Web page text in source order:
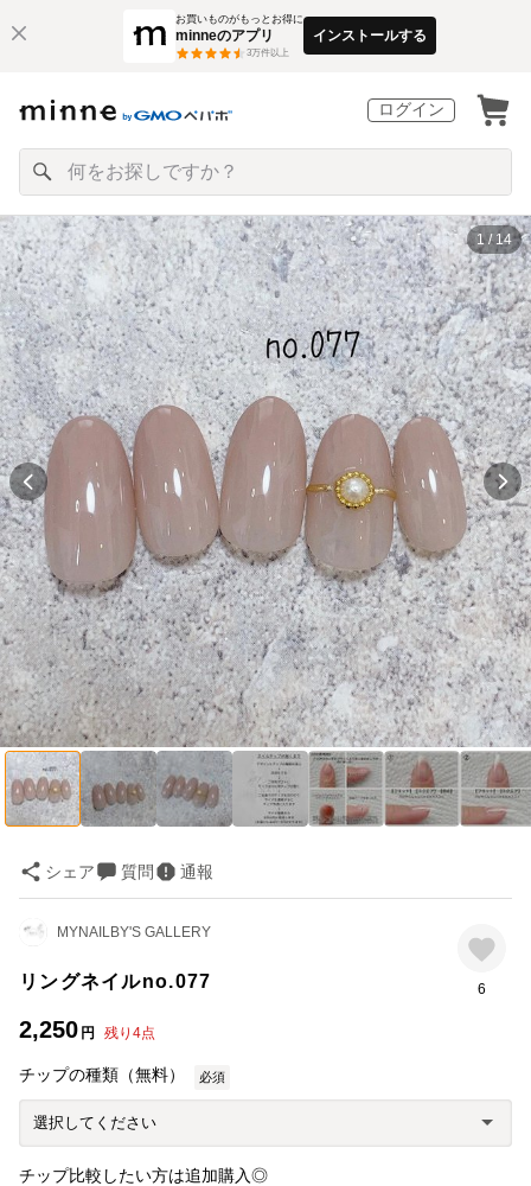
お買いものがもっとお得に
minneのアプリ
3万件以上
インストールする
ログイン
1 / 14
シェア 質問 通報
MYNAILBY'S GALLERY
リングネイルno.077
2,250 円 残り 4点
6
チップの種類（無料） 必須
チップ比較したい方は追加購入◎